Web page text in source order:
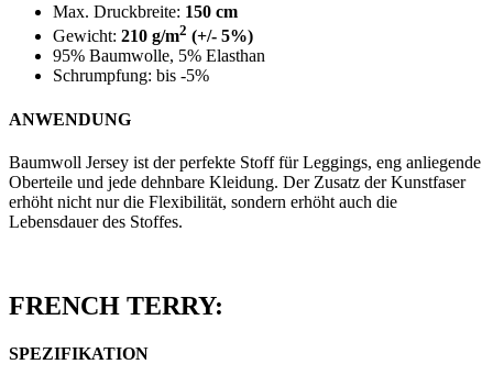
Max. Druckbreite: 150 cm
Gewicht: 210 g/m2 (+/- 5%)
95% Baumwolle, 5% Elasthan
Schrumpfung: bis -5%
ANWENDUNG
Baumwoll Jersey ist der perfekte Stoff für Leggings, eng anliegende
Oberteile und jede dehnbare Kleidung. Der Zusatz der Kunstfaser
erhöht nicht nur die Flexibilität, sondern erhöht auch die
Lebensdauer des Stoffes.
FRENCH TERRY:
SPEZIFIKATION